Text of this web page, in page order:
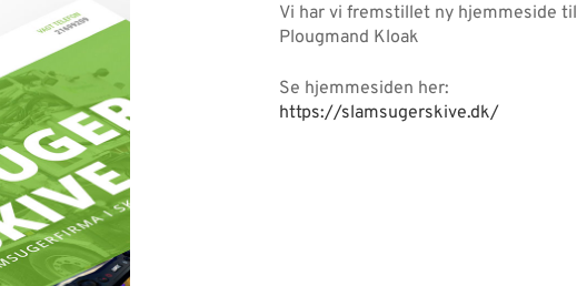
Vi har vi fremstillet ny hjemmeside til
Plougmand Kloak
Se hjemmesiden her:
https://slamsugerskive.dk/